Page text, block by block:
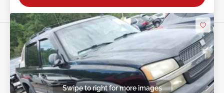
Swipe to right for more images